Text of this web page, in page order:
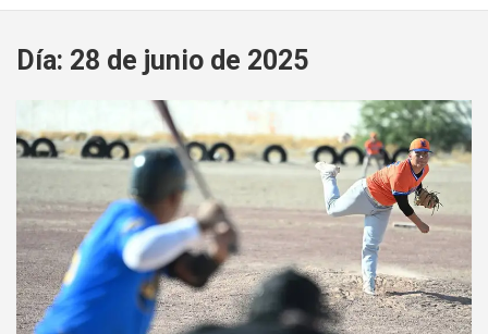
Día: 28 de junio de 2025